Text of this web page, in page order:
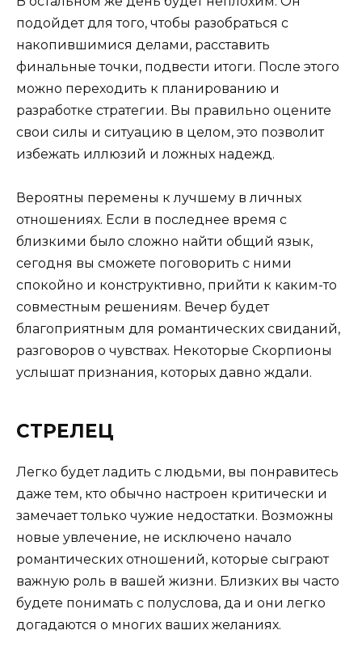
подойдет для того, чтобы разобраться с
накопившимися делами, расставить
финальные точки, подвести итоги. После этого
можно переходить к планированию и
разработке стратегии. Вы правильно оцените
свои силы и ситуацию в целом, это позволит
избежать иллюзий и ложных надежд.
Вероятны перемены к лучшему в личных
отношениях. Если в последнее время с
близкими было сложно найти общий язык,
сегодня вы сможете поговорить с ними
спокойно и конструктивно, прийти к каким-то
совместным решениям. Вечер будет
благоприятным для романтических свиданий,
разговоров о чувствах. Некоторые Скорпионы
услышат признания, которых давно ждали.
СТРЕЛЕЦ
Легко будет ладить с людьми, вы понравитесь
даже тем, кто обычно настроен критически и
замечает только чужие недостатки. Возможны
новые увлечение, не исключено начало
романтических отношений, которые сыграют
важную роль в вашей жизни. Близких вы часто
будете понимать с полуслова, да и они легко
догадаются о многих ваших желаниях.